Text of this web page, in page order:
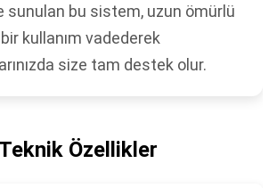
sunulan bu sistem, uzun ömürlü
kullanım vadederek
size tam destek olur.
Teknik Özellikler